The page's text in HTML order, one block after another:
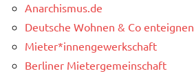
Anarchismus.de
Deutsche Wohnen & Co enteignen
Mieter*innengewerkschaft
Berliner Mietergemeinschaft